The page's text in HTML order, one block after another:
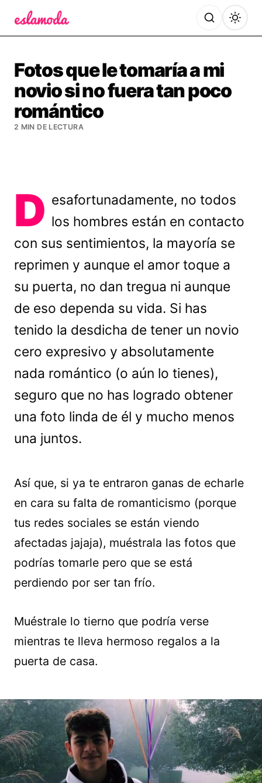
Fotos que le tomaría a mi
novio si no fuera tan poco
romántico
2 MIN DE LECTURA
D esafortunadamente, no todos
los hombres están en contacto
con sus sentimientos, la mayoría se
reprimen y aunque el amor toque a
su puerta, no dan tregua ni aunque
de eso dependa su vida. Si has
tenido la desdicha de tener un novio
cero expresivo y absolutamente
nada romántico (o aún lo tienes),
seguro que no has logrado obtener
una foto linda de él y mucho menos
una juntos.
Así que, si ya te entraron ganas de echarle
en cara su falta de romanticismo (porque
tus redes sociales se están viendo
afectadas jajaja), muéstrala las fotos que
podrías tomarle pero que se está
perdiendo por ser tan frío.
Muéstrale lo tierno que podría verse
mientras te lleva hermoso regalos a la
puerta de casa.